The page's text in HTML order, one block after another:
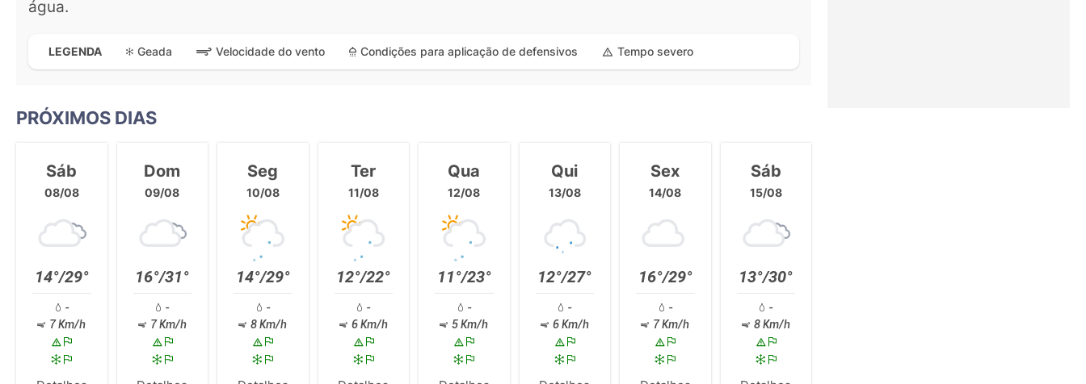
água.
LEGENDA Geada Velocidade do vento Condições para aplicação de defensivos Tempo severo
PRÓXIMOS DIAS
Sáb
08/08
14°/29°
-
7 Km/h
Dom
09/08
16°/31°
-
7 Km/h
Seg
10/08
14°/29°
-
8 Km/h
Ter
11/08
12°/22°
-
6 Km/h
Qua
12/08
11°/23°
-
5 Km/h
Qui
13/08
12°/27°
-
6 Km/h
Sex
14/08
16°/29°
-
7 Km/h
Sáb
15/08
13°/30°
-
8 Km/h